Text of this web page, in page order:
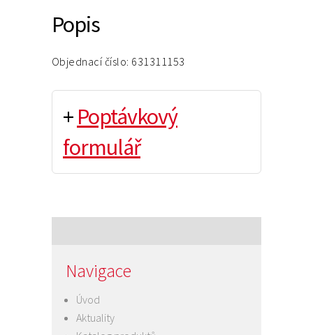
Popis
Objednací číslo: 631311153
+ Poptávkový
formulář
Navigace
Úvod
Aktuality